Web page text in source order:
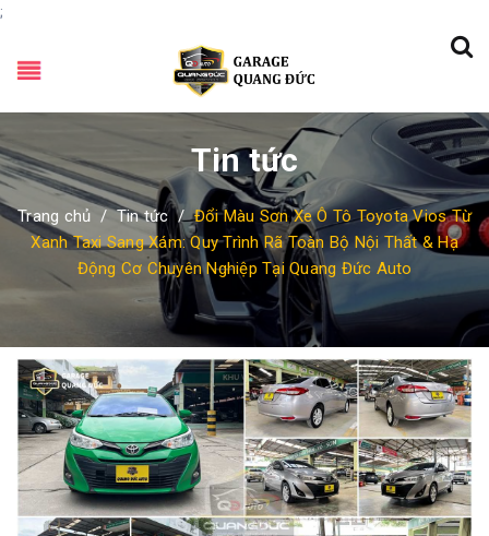
;
Tin tức
Trang chủ / Tin tức / Đổi Màu Sơn Xe Ô Tô Toyota Vios Từ
Xanh Taxi Sang Xám: Quy Trình Rã Toàn Bộ Nội Thất & Hạ
Động Cơ Chuyên Nghiệp Tại Quang Đức Auto